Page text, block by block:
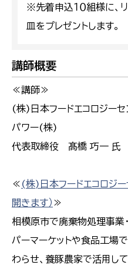
※先着申込１０組様に、
皿をプレゼントします。
講師概要
≪講師≫
(株)日本フードエコロジーセ
パワー(株)
代表取締役 髙橋 巧一 氏
≪ (株)日本フードエコロジー
開きます） ≫
相模原市で廃棄物処理事業
パーマーケットや食品工場
わらせ、養豚農家で活用して